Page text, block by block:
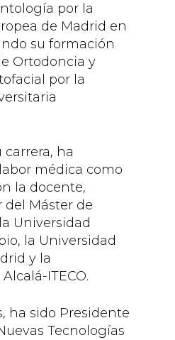
por la
de Madrid en
su formación
Ortodoncia y
por la
carrera, ha
médica como
la docente,
del Máster de
Universidad
la Universidad
y la
ITECO.
ha sido Presidente
Tecnologías